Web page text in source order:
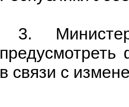
3.
в связи с